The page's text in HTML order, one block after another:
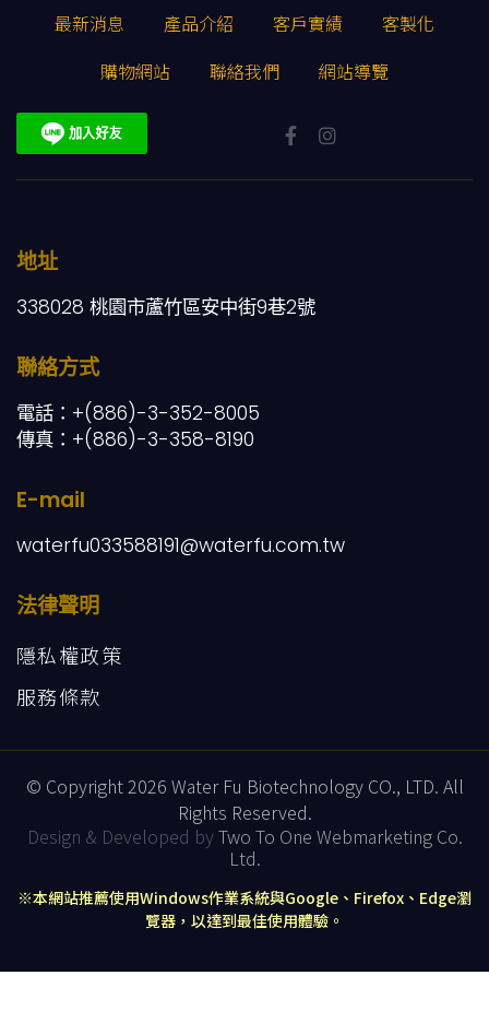
最新消息 產品介紹 客戶實績
客製化
購物網站
聯絡我們 網站導覽
地址
338028 桃園市蘆竹區安中街9巷2號
聯絡方式
電話：+(886)-3-352-8005
傳真：+(886)-3-358-8190
E-mail
waterfu033588191@waterfu.com.tw
法律聲明
隱私權政策
服務條款
© Copyright 2026 Water Fu Biotechnology CO., LTD. All
Rights Reserved.
Design & Developed byTwo To One Webmarketing Co.
Ltd.
※本網站推薦使用Windows作業系統與Google、Firefox、Edge瀏
覽器，以達到最佳使用體驗。